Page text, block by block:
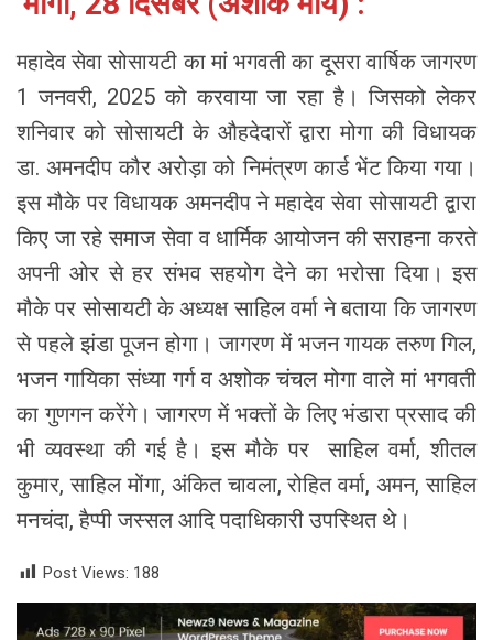
महादेव सेवा सोसायटी का मां भगवती का दूसरा वार्षिक जागरण
1 जनवरी, 2025 को करवाया जा रहा है। जिसको लेकर
शनिवार को सोसायटी के औहदेदारों द्वारा मोगा की विधायक
डा. अमनदीप कौर अरोड़ा को निमंत्रण कार्ड भेंट किया गया।
इस मौके पर विधायक अमनदीप ने महादेव सेवा सोसायटी द्वारा
किए जा रहे समाज सेवा व धार्मिक आयोजन की सराहना करते
अपनी ओर से हर संभव सहयोग देने का भरोसा दिया। इस
मौके पर सोसायटी के अध्यक्ष साहिल वर्मा ने बताया कि जागरण
से पहले झंडा पूजन होगा। जागरण में भजन गायक तरुण गिल,
भजन गायिका संध्या गर्ग व अशोक चंचल मोगा वाले मां भगवती
का गुणगन करेंगे। जागरण में भक्तों के लिए भंडारा प्रसाद की
भी व्यवस्था की गई है। इस मौके पर साहिल वर्मा, शीतल
कुमार, साहिल मोंगा, अंकित चावला, रोहित वर्मा, अमन, साहिल
मनचंदा, हैप्पी जस्सल आदि पदाधिकारी उपस्थित थे।
Post Views: 188